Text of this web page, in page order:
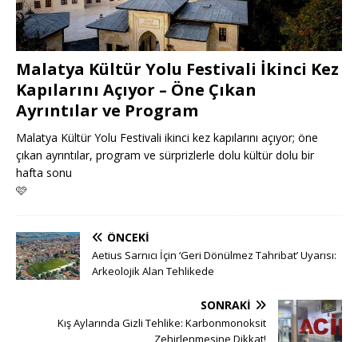
Malatya Kültür Yolu Festivali İkinci Kez
Kapılarını Açıyor – Öne Çıkan
Ayrıntılar ve Program
Malatya Kültür Yolu Festivali ikinci kez kapılarını açıyor; öne
çıkan ayrıntılar, program ve sürprizlerle dolu kültür dolu bir
hafta sonu
🩷
ÖNCEKI
Aetius Sarnıcı İçin ‘Geri Dönülmez Tahribat’ Uyarısı:
Arkeolojik Alan Tehlikede
SONRAKI
Kış Aylarında Gizli Tehlike: Karbonmonoksit
Zehirlenmesine Dikkat!